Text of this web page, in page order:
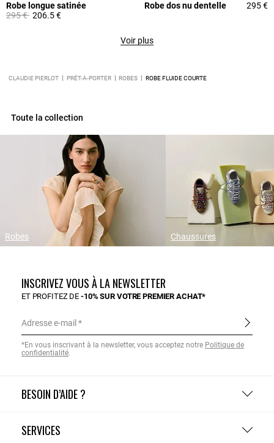
Robe longue satinée
Prix réduit à partir de
295 €à206.5 €
Robe dos nu dentelle 295 €
Voir plus
CLAUDIE PIERLOT PRÊT-À-PORTER ROBES ROBE FLUIDE COURTE
Toute la collection
Robes Chaussures
BESOIN D’AIDE ?
SERVICES
INSCRIVEZ VOUS À LA NEWSLETTER
ET PROFITEZ DE-10% SUR VOTRE PREMIER ACHAT*
Adresse e-mail
*En vous inscrivant à la newsletter, vous acceptez notre Politique de
confidentialité.